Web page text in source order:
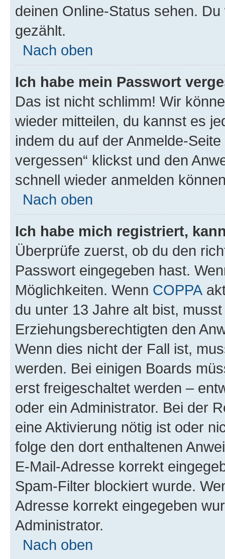
deinen Online-Status sehen.
gezählt.
Nach oben
Ich habe mein Passwort
Das ist nicht schlimm! Wir
wieder mitteilen, du kannst es
indem du auf der Anmelde-
vergessen“ klickst und den
schnell wieder anmelden
Nach oben
Ich habe mich registriert,
Überprüfe zuerst, ob du den
Passwort eingegeben hast.
Möglichkeiten. Wenn COPPA
du unter 13 Jahre alt bist,
Erziehungsberechtigten den
Wenn dies nicht der Fall ist,
werden. Bei einigen Boards
erst freigeschaltet werden –
oder ein Administrator. Bei der
eine Aktivierung nötig ist oder
folge den dort enthaltenen
E-Mail-Adresse korrekt
Spam-Filter blockiert wurde.
Adresse korrekt eingegeben
Administrator.
Nach oben